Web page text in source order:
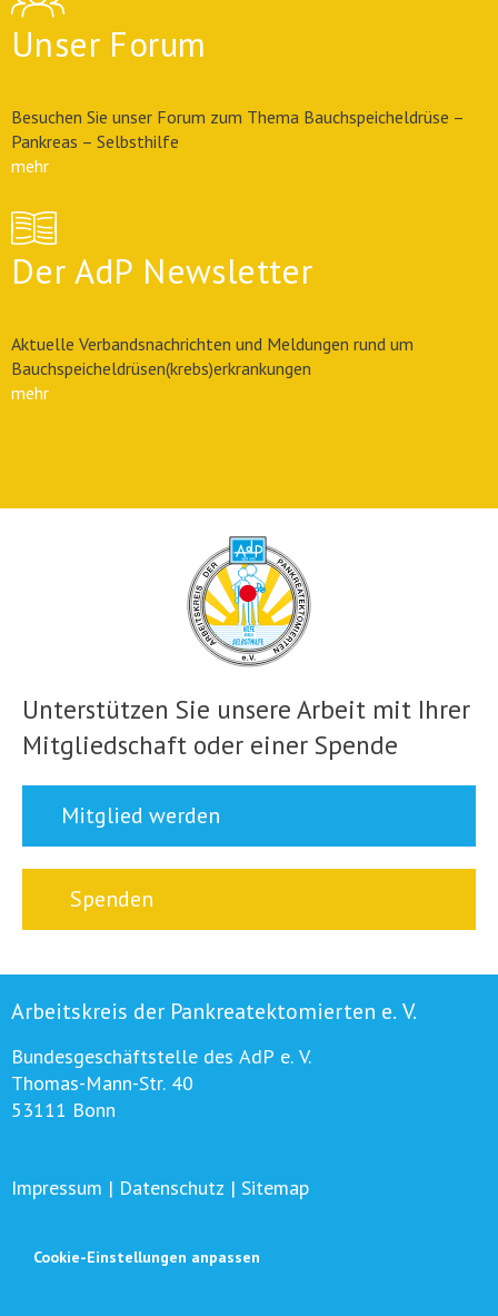
Unser Forum
Besuchen Sie unser Forum zum Thema Bauchspeicheldrüse –
Pankreas – Selbsthilfe
mehr
Der AdP Newsletter
Aktuelle Verbandsnachrichten und Meldungen rund um
Bauchspeicheldrüsen(krebs)erkrankungen
mehr
Unterstützen Sie unsere Arbeit mit Ihrer
Mitgliedschaft oder einer Spende
Mitglied werden
Spenden
Arbeitskreis der Pankreatektomierten e. V.
Bundesgeschäftstelle des AdP e. V.
Thomas-Mann-Str. 40
53111 Bonn
Impressum | Datenschutz | Sitemap
Cookie-Einstellungen anpassen